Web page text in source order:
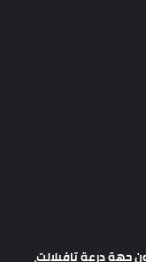
جهة درعة تافيلالت،